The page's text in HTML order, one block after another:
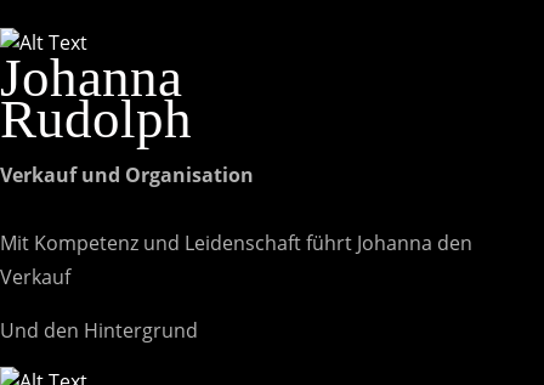
Johanna
Rudolph
Verkauf und Organisation
Mit Kompetenz und Leidenschaft führt Johanna den
Verkauf
Und den Hintergrund